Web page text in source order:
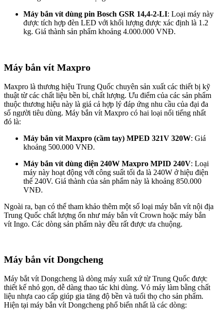
Máy bắn vít dùng pin Bosch GSR 14,4-2-LI: Loại máy này
được tích hợp đèn LED với khối lượng được xác định là 1.2
kg. Giá thành sản phẩm khoảng 4.000.000 VNĐ.
Máy bắn vít Maxpro
Maxpro là thương hiệu Trung Quốc chuyên sản xuất các thiết bị kỹ
thuật từ các chất liệu bền bỉ, chất lượng. Ưu điểm của các sản phẩm
thuộc thương hiệu này là giá cả hợp lý đáp ứng nhu cầu của đại đa
số người tiêu dùng. Máy bắn vít Maxpro có hai loại nổi tiếng nhất
đó là:
Máy bắn vít Maxpro (cầm tay) MPED 321V 320W: Giá
khoảng 500.000 VNĐ.
Máy bắn vít dùng điện 240W Maxpro MPID 240V: Loại
máy này hoạt động với công suất tối đa là 240W ở hiệu điện
thế 240V. Giá thành của sản phẩm này là khoảng 850.000
VNĐ.
Ngoài ra, bạn có thể tham khảo thêm một số loại máy bắn vít nội địa
Trung Quốc chất lượng ổn như máy bắn vít Crown hoặc máy bắn
vít Ingo. Các dòng sản phẩm này đều rất được ưa chuộng.
Máy bắn vít Dongcheng
Máy bắt vít Dongcheng là dòng máy xuất xứ từ Trung Quốc được
thiết kế nhỏ gọn, dễ dàng thao tác khi dùng. Vỏ máy làm bằng chất
liệu nhựa cao cấp giúp gia tăng độ bền và tuổi thọ cho sản phẩm.
Hiện tại máy bắn vít Dongcheng phổ biến nhất là các dòng: